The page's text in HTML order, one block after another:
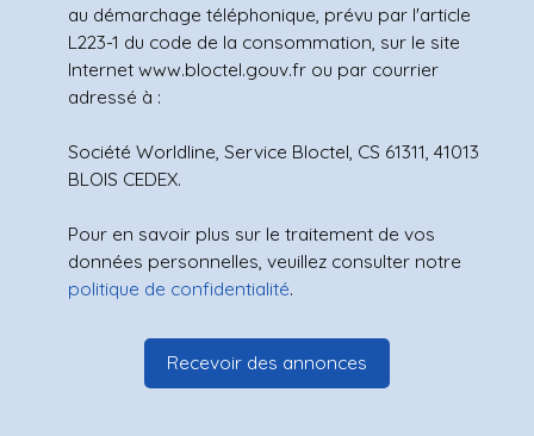
au démarchage téléphonique, prévu par l'article
L223-1 du code de la consommation, sur le site
Internet www.bloctel.gouv.fr ou par courrier
adressé à :
Société Worldline, Service Bloctel, CS 61311, 41013
BLOIS CEDEX.
Pour en savoir plus sur le traitement de vos
données personnelles, veuillez consulter notre
politique de confidentialité.
Recevoir des annonces